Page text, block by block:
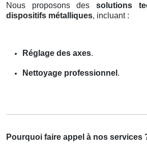
Nous proposons des solutions
dispositifs métalliques, incluant :
Réglage des axes.
Nettoyage professionnel .
Pourquoi faire appel à nos services